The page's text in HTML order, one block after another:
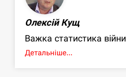
Олексій Кущ
Важка статистика війни
Детальніше...